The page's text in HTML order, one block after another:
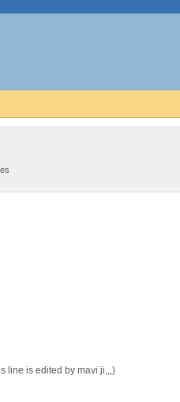
line is edited by mavi ji,,,)